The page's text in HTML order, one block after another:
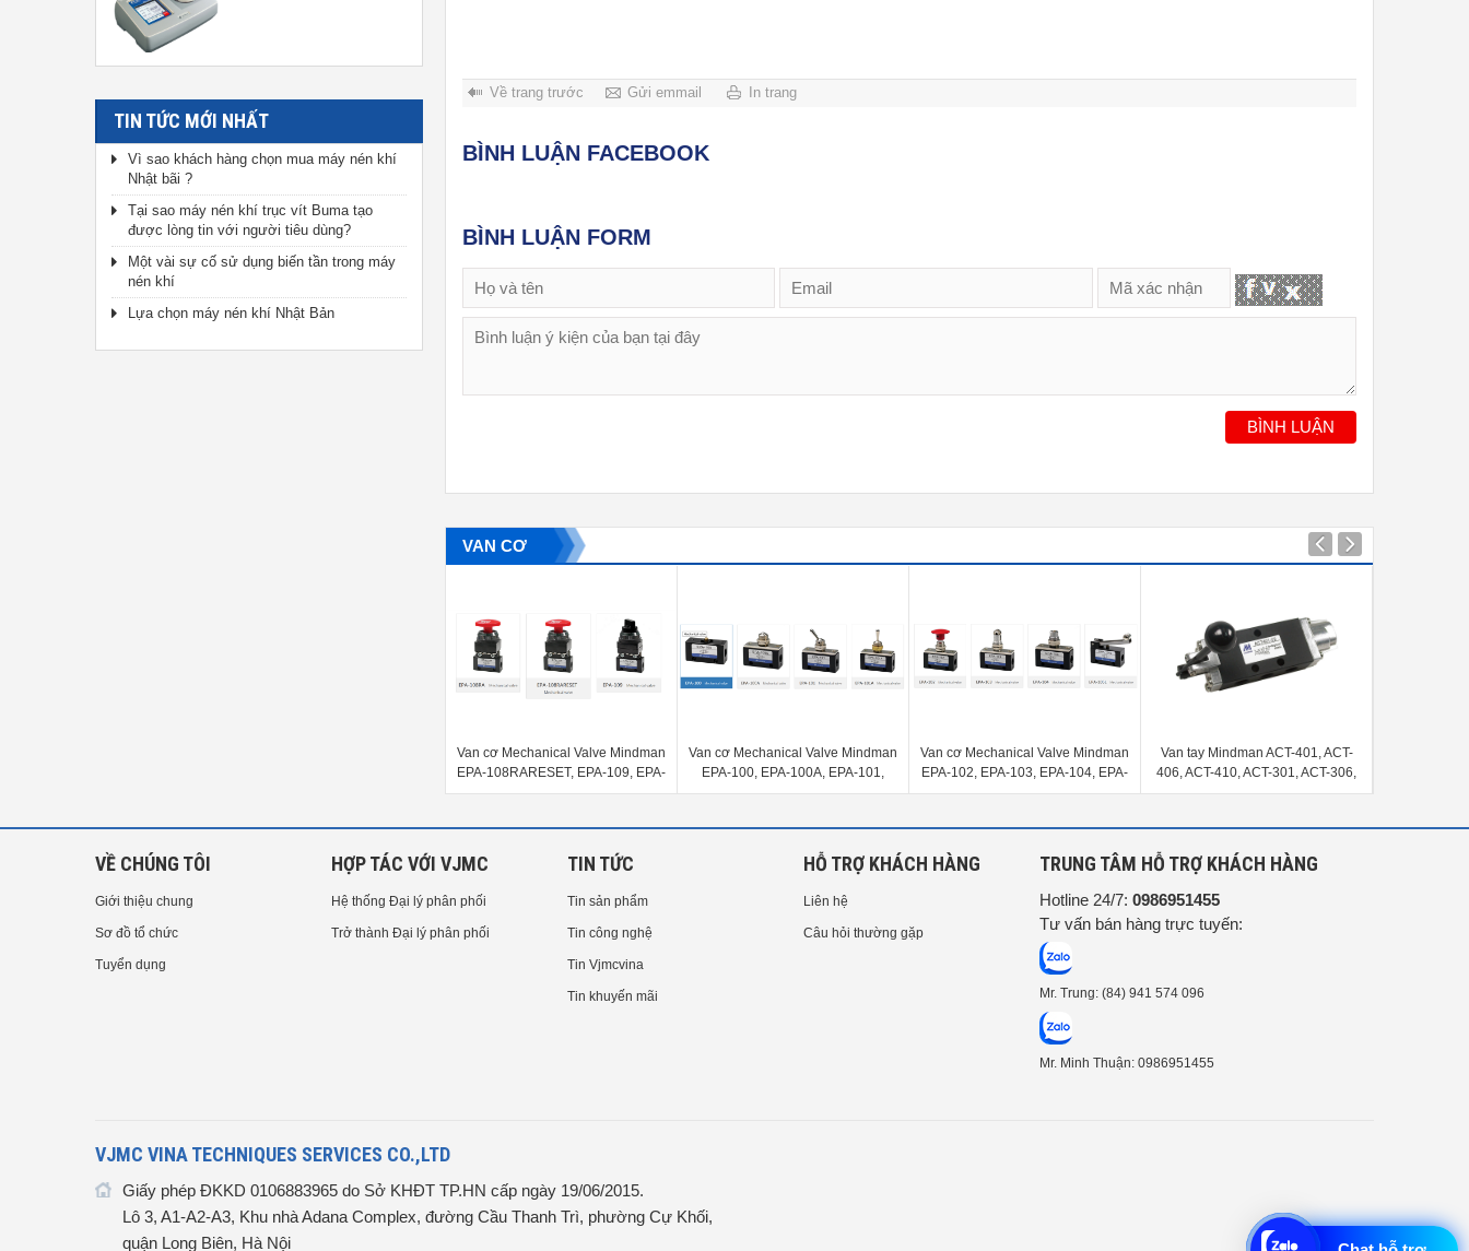
TIN TỨC MỚI NHẤT
Vì sao khách hàng chọn mua máy nén khí
Nhật bãi ?
Tại sao máy nén khí trục vít Buma tạo
được lòng tin với người tiêu dùng?
Một vài sự cố sử dụng biến tần trong máy
nén khí
Lựa chọn máy nén khí Nhật Bản
Về trang trước Gửi emmail In trang
BÌNH LUẬN FACEBOOK
BÌNH LUẬN FORM
BÌNH LUẬN
VAN CƠ
Van cơ Mechanical Valve Mindman
EPA-108RARESET, EPA-109, EPA-
108RA
Van cơ Mechanical Valve Mindman
EPA-100, EPA-100A, EPA-101,
EPA-101A
Van cơ Mechanical Valve Mindman
EPA-102, EPA-103, EPA-104, EPA-
105L
Van tay Mindman ACT-401, ACT-
406, ACT-410, ACT-301, ACT-306,
ACT-310
VỀ CHÚNG TÔI
Giới thiệu chung
Sơ đồ tổ chức
Tuyển dụng
HỢP TÁC VỚI VJMC
Hệ thống Đại lý phân phối
Trở thành Đại lý phân phối
TIN TỨC
Tin sản phẩm
Tin công nghệ
Tin Vjmcvina
Tin khuyến mãi
HỖ TRỢ KHÁCH HÀNG
Liên hệ
Câu hỏi thường gặp
TRUNG TÂM HỖ TRỢ KHÁCH HÀNG
Hotline 24/7: 0986951455
Tư vấn bán hàng trực tuyến:
Mr. Trung: (84) 941 574 096
Mr. Minh Thuận: 0986951455
VJMC VINA TECHNIQUES SERVICES CO.,LTD
Giấy phép ĐKKD 0106883965 do Sở KHĐT TP.HN cấp ngày 19/06/2015.
Lô 3, A1-A2-A3, Khu nhà Adana Complex, đường Cầu Thanh Trì, phường Cự Khối,
quận Long Biên, Hà Nội